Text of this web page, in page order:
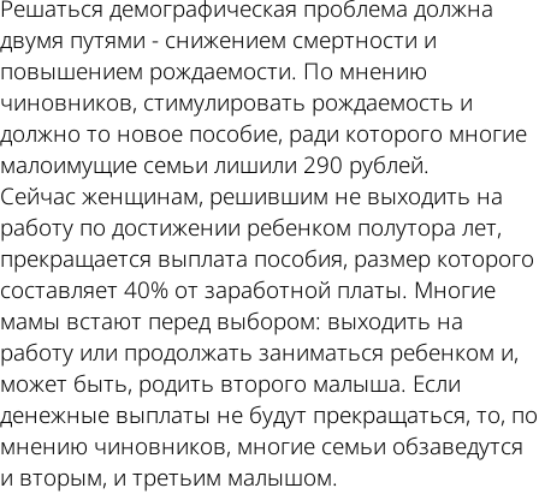
Решаться демографическая проблема должна
двумя путями - снижением смертности и
повышением рождаемости. По мнению
чиновников, стимулировать рождаемость и
должно то новое пособие, ради которого многие
малоимущие семьи лишили 290 рублей.
Сейчас женщинам, решившим не выходить на
работу по достижении ребенком полутора лет,
прекращается выплата пособия, размер которого
составляет 40% от заработной платы. Многие
мамы встают перед выбором: выходить на
работу или продолжать заниматься ребенком и,
может быть, родить второго малыша. Если
денежные выплаты не будут прекращаться, то, по
мнению чиновников, многие семьи обзаведутся
и вторым, и третьим малышом.